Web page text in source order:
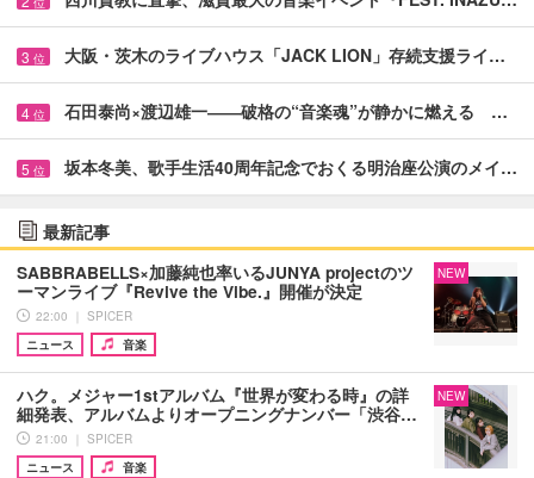
3 位 大阪・茨木のライブハウス「JACK LION」存続支援ライ…
4 位 石田泰尚×渡辺雄一――破格の“音楽魂”が静かに燃える …
5 位 坂本冬美、歌手生活40周年記念でおくる明治座公演のメイ…
最新記事
SABBRABELLS×加藤純也率いるJUNYA projectのツ
ーマンライブ『Revive the Vibe.』開催が決定
22:00 ｜ SPICER
ニュース
音楽
NEW
ハク。メジャー1stアルバム『世界が変わる時』の詳
細発表、アルバムよりオープニングナンバー「渋谷…
21:00 ｜ SPICER
ニュース
音楽
NEW